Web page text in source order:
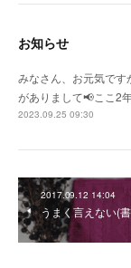
お知らせ
みなさん、お元気で
がありまして📢ここ2
2023.09.25 09:30
2017.09.12 14:04
うまく言えない(